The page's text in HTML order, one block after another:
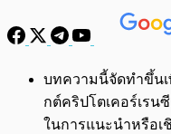
พร้อมเล่น
บทความนี้จัดทำขึ้นเ
กต์คริปโตเคอร์เรน
ในการแนะนำหรือเ